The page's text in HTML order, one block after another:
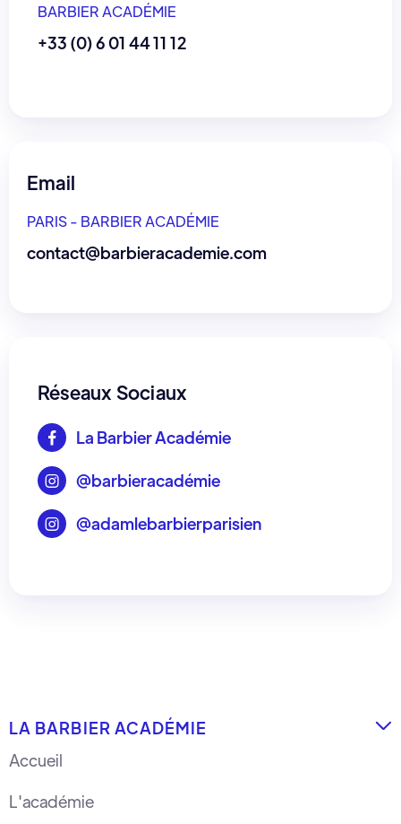
BARBIER ACADÉMIE
+33 (0) 6 01 44 11 12
Email
PARIS - BARBIER ACADÉMIE
contact@barbieracademie.com
Réseaux Sociaux
 La Barbier Académie
 @barbieracadémie
 @adamlebarbierparisien
LA BARBIER ACADÉMIE 
Accueil
L'académie